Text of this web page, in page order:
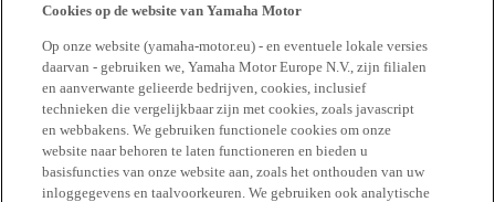
Cookies op de website van Yamaha Motor
Op onze website (yamaha-motor.eu) - en eventuele lokale versies
daarvan - gebruiken we, Yamaha Motor Europe N.V., zijn filialen
en aanverwante gelieerde bedrijven, cookies, inclusief
technieken die vergelijkbaar zijn met cookies, zoals javascript
en webbakens. We gebruiken functionele cookies om onze
website naar behoren te laten functioneren en bieden u
basisfuncties van onze website aan, zoals het onthouden van uw
inloggegevens en taalvoorkeuren. We gebruiken ook analytische